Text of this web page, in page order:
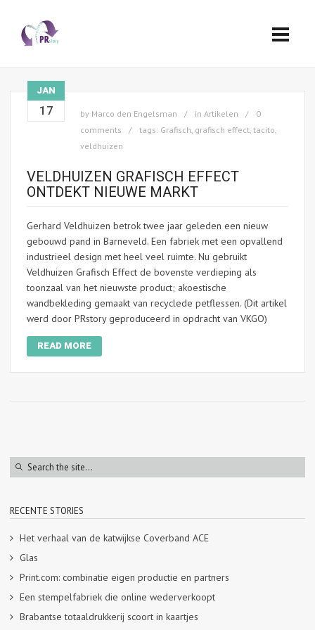
JAN
17 by Marco den Engelsman in Artikelen
0
comments
tags: Grafisch, grafisch effect, tacito,
veldhuizen
VELDHUIZEN GRAFISCH EFFECT
ONTDEKT NIEUWE MARKT
Gerhard Veldhuizen betrok twee jaar geleden een nieuw
gebouwd pand in Barneveld. Een fabriek met een opvallend
industrieel design met heel veel ruimte. Nu gebruikt
Veldhuizen Grafisch Effect de bovenste verdieping als
toonzaal van het nieuwste product; akoestische
wandbekleding gemaakt van recyclede petflessen. (Dit artikel
werd door PRstory geproduceerd in opdracht van VKGO)
READ MORE
RECENTE STORIES
Het verhaal van de katwijkse Coverband ACE
Glas
Print.com: combinatie eigen productie en partners
Een stempelfabriek die online wederverkoopt
Brabantse totaaldrukkerij scoort in kaartjes